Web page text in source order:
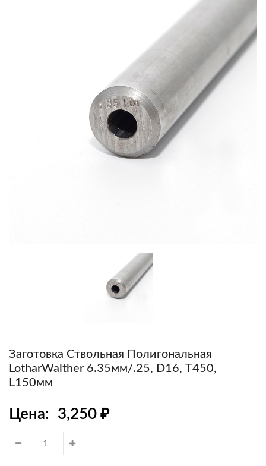
Заготовка Ствольная Полигональная
LotharWalther 6.35мм/.25, D16, Т450,
L150мм
Цена: 3,250 ₽